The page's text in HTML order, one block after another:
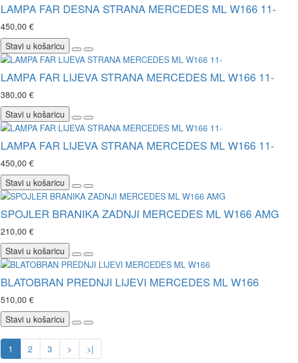
LAMPA FAR DESNA STRANA MERCEDES ML W166 11-
450,00 €
Stavi u košaricu
LAMPA FAR LIJEVA STRANA MERCEDES ML W166 11-
380,00 €
Stavi u košaricu
LAMPA FAR LIJEVA STRANA MERCEDES ML W166 11-
450,00 €
Stavi u košaricu
SPOJLER BRANIKA ZADNJI MERCEDES ML W166 AMG
210,00 €
Stavi u košaricu
BLATOBRAN PREDNJI LIJEVI MERCEDES ML W166
510,00 €
Stavi u košaricu
1 2 3 > >|